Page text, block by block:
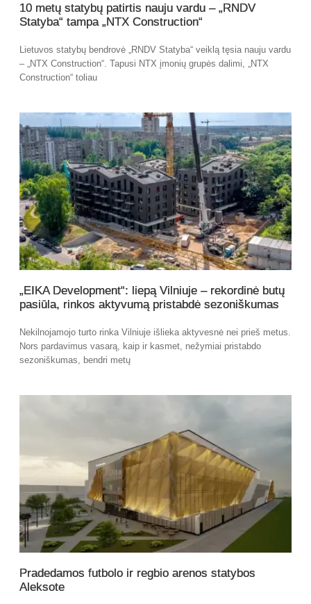
10 metų statybų patirtis nauju vardu – „RNDV
Statyba“ tampa „NTX Construction“
Lietuvos statybų bendrovė „RNDV Statyba“ veiklą tęsia nauju vardu
– „NTX Construction“. Tapusi NTX įmonių grupės dalimi, „NTX
Construction“ toliau
„EIKA Development“: liepą Vilniuje – rekordinė butų
pasiūla, rinkos aktyvumą pristabdė sezoniškumas
Nekilnojamojo turto rinka Vilniuje išlieka aktyvesnė nei prieš metus.
Nors pardavimus vasarą, kaip ir kasmet, nežymiai pristabdo
sezoniškumas, bendri metų
Pradedamos futbolo ir regbio arenos statybos
Aleksote